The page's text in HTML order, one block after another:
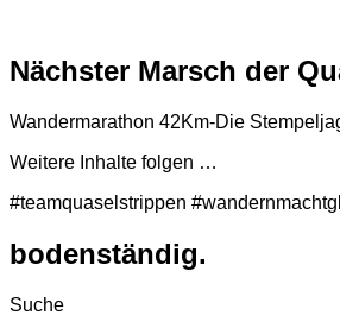
Nächster Marsch der
Wandermarathon 42Km-Die
Weitere Inhalte folgen …
#teamquaselstrippen
bodenständig.
Suche